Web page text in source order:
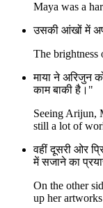
Maya was a
उसकी आंखों में
The brightness
माया ने अरिजुन
काम बाकी है।"
Seeing Arijun,
still a lot of
वहीं दूसरी ओर
में सजाने का
On the other
up her